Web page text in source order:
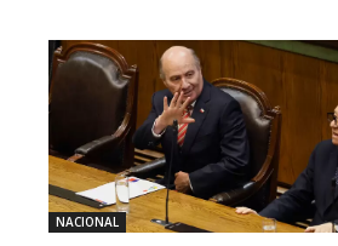
NACIONAL